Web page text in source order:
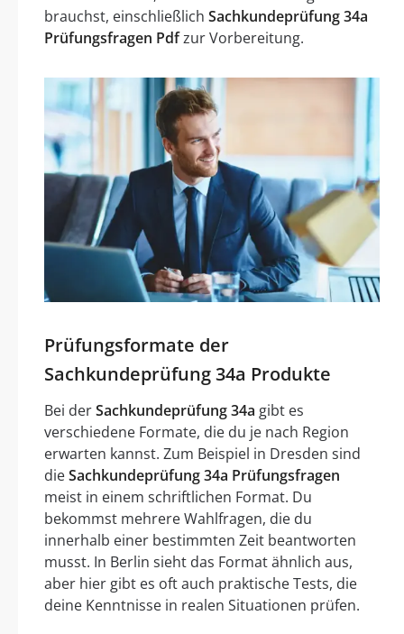
brauchst, einschließlich Sachkundeprüfung 34a
Prüfungsfragen Pdfzur Vorbereitung.
Prüfungsformate der
Sachkundeprüfung 34a Produkte
Bei derSachkundeprüfung 34a gibt es
verschiedene Formate, die du je nach Region
erwarten kannst. Zum Beispiel in Dresden sind
dieSachkundeprüfung 34a Prüfungsfragen
meist in einem schriftlichen Format. Du
bekommst mehrere Wahlfragen, die du
innerhalb einer bestimmten Zeit beantworten
musst. In Berlin sieht das Format ähnlich aus,
aber hier gibt es oft auch praktische Tests, die
deine Kenntnisse in realen Situationen prüfen.